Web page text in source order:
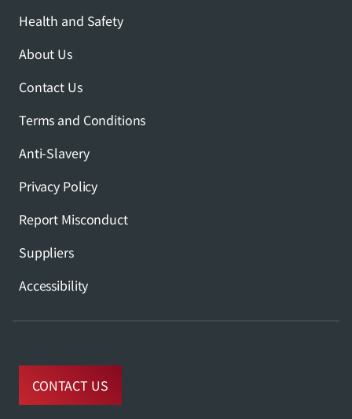
Health and Safety
About Us
Contact Us
Terms and Conditions
Anti-Slavery
Privacy Policy
Report Misconduct
Suppliers
Accessibility
CONTACT US